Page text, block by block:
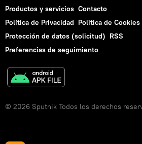
Productos y servicios Contacto
Política de Privacidad Politica de Cookies
Protección de datos (solicitud) RSS
Preferencias de seguimiento
© 2026 Sputnik Todos los derechos